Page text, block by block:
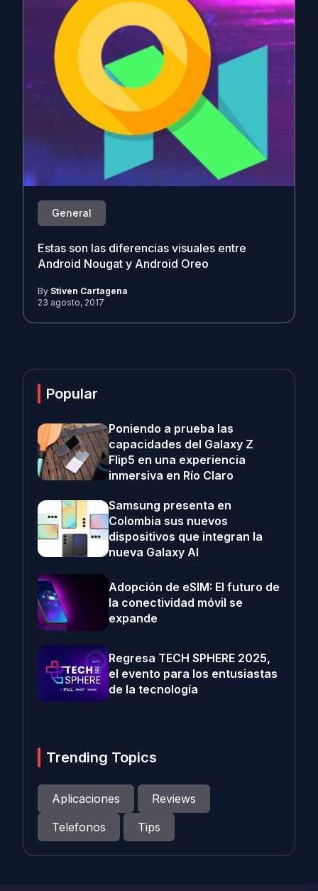
General
Estas son las diferencias visuales entre
Android Nougat y Android Oreo
By Stiven Cartagena
23 agosto, 2017
Popular
Poniendo a prueba las
capacidades del Galaxy Z
Flip5 en una experiencia
inmersiva en Río Claro
Samsung presenta en
Colombia sus nuevos
dispositivos que integran la
nueva Galaxy AI
Adopción de eSIM: El futuro de
la conectividad móvil se
expande
Regresa TECH SPHERE 2025,
el evento para los entusiastas
de la tecnología
Trending Topics
Aplicaciones
Reviews
Telefonos
Tips